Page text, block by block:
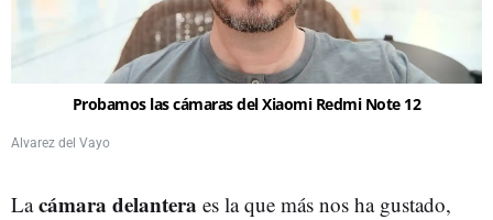
Probamos las cámaras del Xiaomi Redmi Note 12
Alvarez del Vayo
Lacámara delantera es la que más nos ha gustado,